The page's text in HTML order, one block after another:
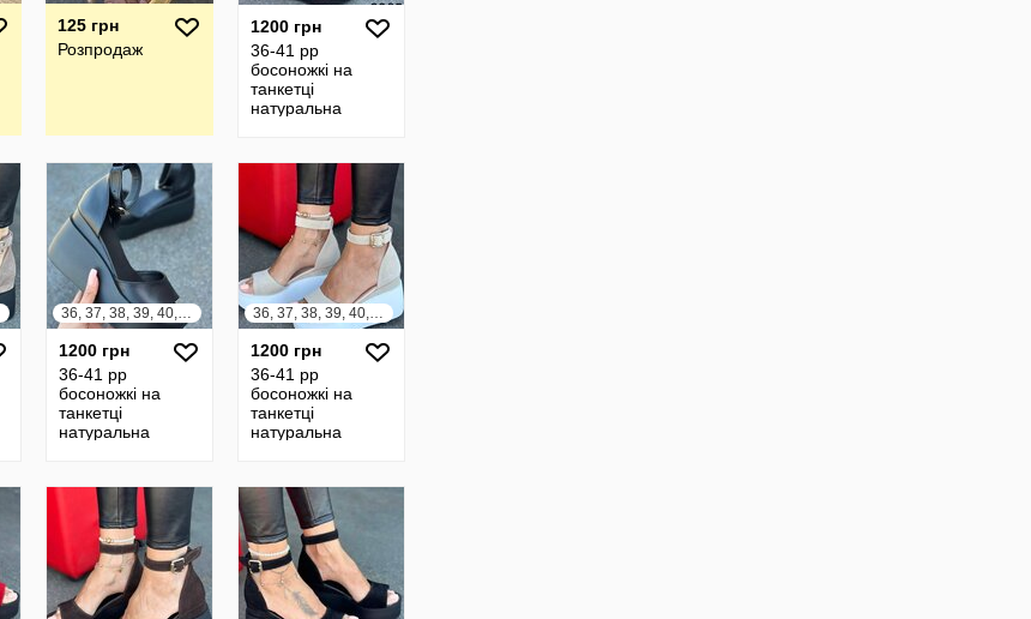
125 грн
Розпродаж
1200 грн
36-41 рр
босоножкі на
танкетці
натуральна
шоколад,
бежевий,
капучино
36, 37, 38, 39, 40, 41
1200 грн
36-41 рр
босоножкі на
танкетці
натуральна
шоколад,
бежевий,
капучино
36, 37, 38, 39, 40, 41
1200 грн
36-41 рр
босоножкі на
танкетці
натуральна
шоколад,
бежевий,
капучино